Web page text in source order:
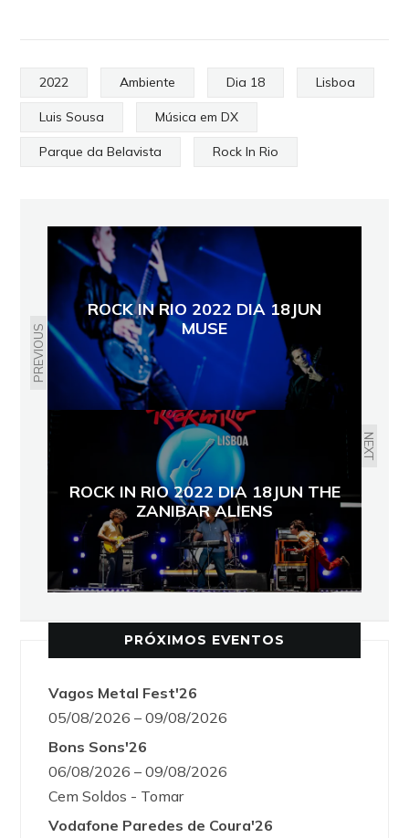
2022 Ambiente Dia 18 Lisboa
Luis Sousa Música em DX
Parque da Belavista Rock In Rio
PREVIOUS
ROCK IN RIO 2022 DIA 18JUN
MUSE
NEXT
ROCK IN RIO 2022 DIA 18JUN THE
ZANIBAR ALIENS
PRÓXIMOS EVENTOS
Vagos Metal Fest'26
05/08/2026 – 09/08/2026
Bons Sons'26
06/08/2026 – 09/08/2026
Cem Soldos - Tomar
Vodafone Paredes de Coura'26